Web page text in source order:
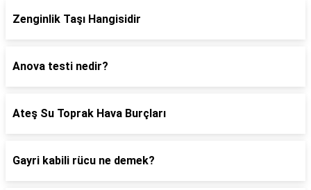
Zenginlik Taşı Hangisidir
Anova testi nedir?
Ateş Su Toprak Hava Burçları
Gayri kabili rücu ne demek?